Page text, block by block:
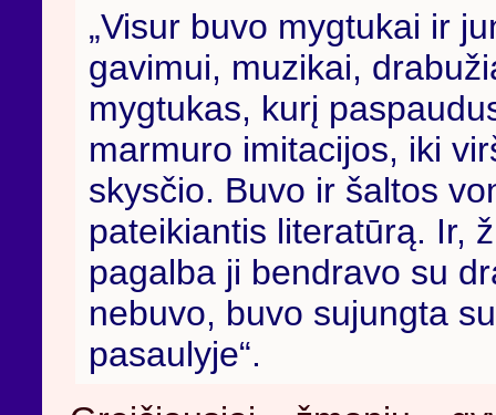
„Visur buvo mygtukai ir
gavimui, muzikai,
mygtukas, kurį
marmuro imitacijos, iki
skysčio. Buvo ir šaltos
pateikiantis literatūrą. Ir,
pagalba ji bendravo su
nebuvo, buvo sujungta
pasaulyje“.